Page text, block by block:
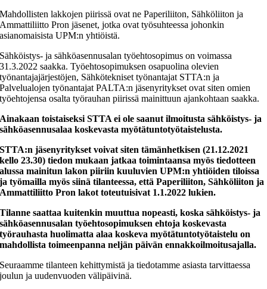
Mahdollisten lakkojen piirissä ovat ne Paperiliiton, Sähköliiton ja
Ammattiliitto Pron jäsenet, jotka ovat työsuhteessa johonkin
asianomaisista UPM:n yhtiöistä.
Sähköistys- ja sähköasennusalan työehtosopimus on voimassa
31.3.2022 saakka. Työehtosopimuksen osapuolina olevien
työnantajajärjestöjen, Sähkötekniset työnantajat STTA:n ja
Palvelualojen työnantajat PALTA:n jäsenyritykset ovat siten omien
työehtojensa osalta työrauhan piirissä mainittuun ajankohtaan saakka.
Ainakaan toistaiseksi STTA ei ole saanut ilmoitusta sähköistys- ja
sähköasennusalaa koskevasta myötätuntotyötaistelusta.
STTA:n jäsenyritykset voivat siten tämänhetkisen (21.12.2021
kello 23.30) tiedon mukaan jatkaa toimintaansa myös tiedotteen
alussa mainitun lakon piiriin kuuluvien UPM:n yhtiöiden tiloissa
ja työmailla myös siinä tilanteessa, että Paperiliiton, Sähköliiton ja
Ammattiliitto Pron lakot toteutuisivat 1.1.2022 lukien.
Tilanne saattaa kuitenkin muuttua nopeasti, koska sähköistys- ja
sähköasennusalan työehtosopimuksen ehtoja koskevasta
työrauhasta huolimatta alaa koskeva myötätuntotyötaistelu on
mahdollista toimeenpanna neljän päivän ennakkoilmoitusajalla.
Seuraamme tilanteen kehittymistä ja tiedotamme asiasta tarvittaessa
joulun ja uudenvuoden välipäivinä.